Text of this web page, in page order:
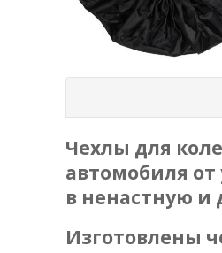
Чехлы для
автомобиля
в ненастную и
Изготовлены